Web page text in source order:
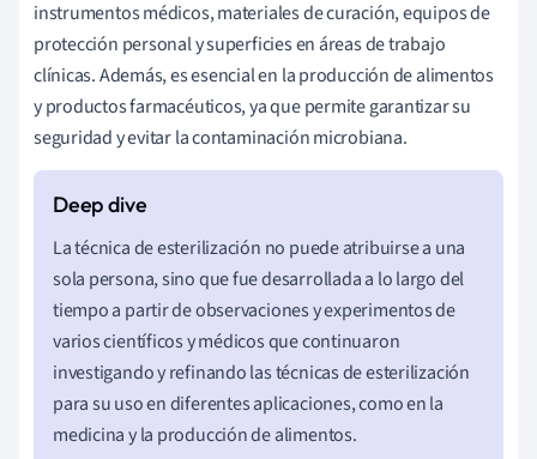
instrumentos médicos, materiales de curación, equipos de
protección personal y superficies en áreas de trabajo
clínicas. Además, es esencial en la producción de alimentos
y productos farmacéuticos, ya que permite garantizar su
seguridad y evitar la contaminación microbiana.
La técnica de esterilización no puede atribuirse a una
sola persona, sino que fue desarrollada a lo largo del
tiempo a partir de observaciones y experimentos de
varios científicos y médicos que continuaron
investigando y refinando las técnicas de esterilización
para su uso en diferentes aplicaciones, como en la
medicina y la producción de alimentos.